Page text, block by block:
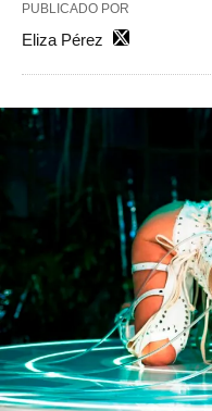
PUBLICADO POR
Eliza Pérez